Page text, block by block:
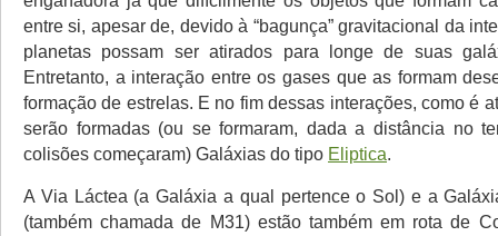
entre si, apesar de, devido à “bagunça” gravitacional da
planetas possam ser atirados para longe de suas
Entretanto, a interação entre os gases que as formam
formação de estrelas. E no fim dessas interações, como é
serão formadas (ou se formaram, dada a distância no
colisões começaram) Galáxias do tipo Eliptica.
A Via Láctea (a Galáxia a qual pertence o Sol) e a
(também chamada de M31) estão também em rota de